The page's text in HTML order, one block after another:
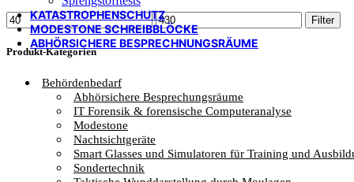
KATASTROPHENSCHUTZ
MODESTONE SCHREIBBLÖCKE
ABHÖRSICHERE BESPRECHNUNGSRÄUME
Min.
Preis
Max.
Preis
Filter
Produkt-Kategorien
Behördenbedarf
Abhörsichere Besprechungsräume
IT Forensik & forensische Computeranalyse
Modestone
Nachtsichtgeräte
Smart Glasses und Simulatoren für Training und
Sondertechnik